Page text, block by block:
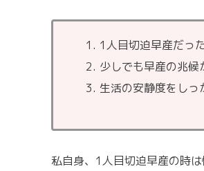
1人目切迫早産だっ
少しでも早産の兆
生活の安静度をし
私自身、1人目切迫早産の時